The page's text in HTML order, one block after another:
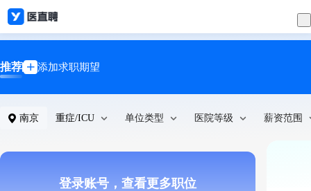
推荐 添加求职期望
南京 重症/ICU 单位类型 医院等级 薪资范围
登录账号，查看更多职位